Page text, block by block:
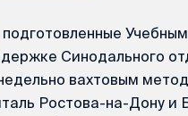
Синодального
вахтовым
Ростова-на-Дону и